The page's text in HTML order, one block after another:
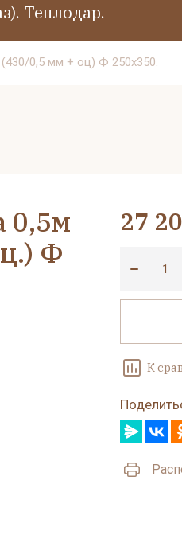
Теплодар.
0,5 мм + оц) Ф 250х350.
0,5м
Ф
27
К